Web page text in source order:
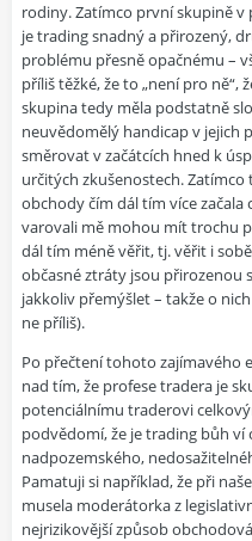
rodiny. Zatímco první skupině
je trading snadný a přirozený,
problému přesně opačnému –
příliš těžké, že to „není pro ně“,
skupina tedy měla podstatně
neuvědomělý handicap v jejich
směrovat v začátcích hned k
určitých zkušenostech.
obchody čím dál tím více
varovali mě mohou mít trochu
dál tím méně věřit, tj. věřit i
občasné ztráty jsou přirozenou
jakkoliv přemýšlet – takže o
ne příliš).
Po přečtení tohoto zajímavého
nad tím, že profese tradera je
potenciálnímu traderovi
podvědomí, že je trading bůh
nadpozemského,
Pamatuji si například, že při
musela moderátorka z
nejrizikovější způsob